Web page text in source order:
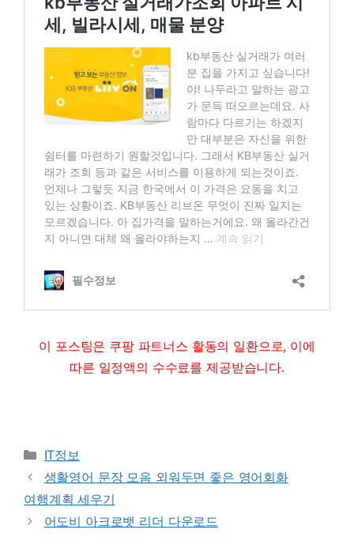
이 포스팅은 쿠팡 파트너스 활동의 일환으로, 이에
따른 일정액의 수수료를 제공받습니다.
Categories
IT정보
생활영어 문장 모음 외워두면 좋은 영어회화
여행계획 세우기
어도비 아크로뱃 리더 다운로드